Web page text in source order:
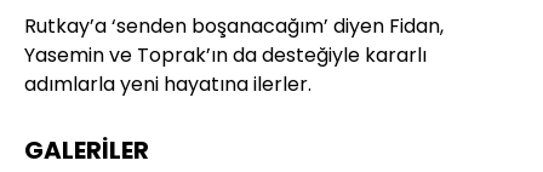
Rutkay’a ‘senden boşanacağım’ diyen Fidan,
Yasemin ve Toprak’ın da desteğiyle kararlı
adımlarla yeni hayatına ilerler.
GALERİLER